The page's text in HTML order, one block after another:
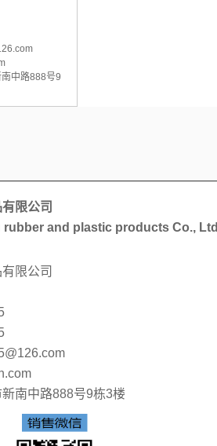
中路888号9
限公司
and plastic products Co., Ltd
限公司
南中路888号9栋3楼